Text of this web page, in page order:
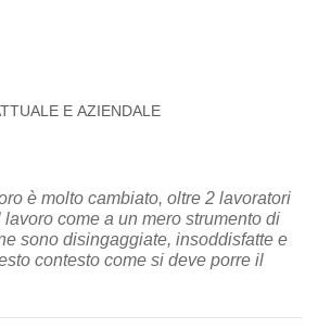
E AZIENDALE
è molto cambiato, oltre 2 lavoratori
come a un mero strumento di
sono disingaggiate, insoddisfatte e
contesto come si deve porre il